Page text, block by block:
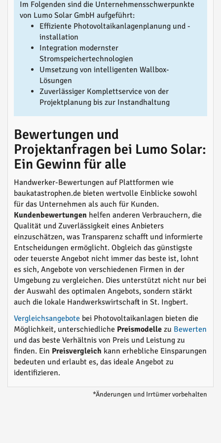
Im Folgenden sind die Unternehmensschwerpunkte
von Lumo Solar GmbH aufgeführt:
Effiziente Photovoltaikanlagenplanung und -
installation
Integration modernster
Stromspeichertechnologien
Umsetzung von intelligenten Wallbox-
Lösungen
Zuverlässiger Komplettservice von der
Projektplanung bis zur Instandhaltung
Bewertungen und
Projektanfragen bei Lumo Solar:
Ein Gewinn für alle
Handwerker-Bewertungen auf Plattformen wie
baukatastrophen.de bieten wertvolle Einblicke sowohl
für das Unternehmen als auch für Kunden.
Kundenbewertungen helfen anderen Verbrauchern, die
Qualität und Zuverlässigkeit eines Anbieters
einzuschätzen, was Transparenz schafft und informierte
Entscheidungen ermöglicht. Obgleich das günstigste
oder teuerste Angebot nicht immer das beste ist, lohnt
es sich, Angebote von verschiedenen Firmen in der
Umgebung zu vergleichen. Dies unterstützt nicht nur bei
der Auswahl des optimalen Angebots, sondern stärkt
auch die lokale Handwerkswirtschaft in St. Ingbert.
Vergleichsangebote bei Photovoltaikanlagen bieten die
Möglichkeit, unterschiedliche Preismodelle zu Bewerten
und das beste Verhältnis von Preis und Leistung zu
finden. Ein Preisvergleich kann erhebliche Einsparungen
bedeuten und erlaubt es, das ideale Angebot zu
identifizieren.
*Änderungen und Irrtümer vorbehalten